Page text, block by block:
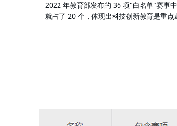
2022 年教育部发布的 36 项"白名单"赛事
就占了 20 个，体现出科技创新教育是重点